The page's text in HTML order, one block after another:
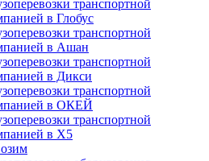
транспортной
в Глобус
транспортной
в Ашан
транспортной
в Дикси
транспортной
в ОКЕЙ
транспортной
в X5